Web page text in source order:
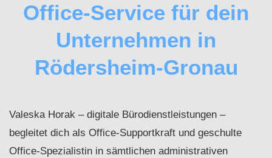
Office-Service für dein
Unternehmen in
Rödersheim-Gronau
Valeska Horak – digitale Bürodienstleistungen –
begleitet dich als Office-Supportkraft und geschulte
Office-Spezialistin in sämtlichen administrativen